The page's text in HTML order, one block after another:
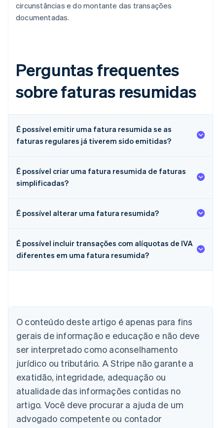
circunstâncias e do montante das transações
documentadas.
Perguntas frequentes
sobre faturas resumidas
É possível emitir uma fatura resumida se as
faturas regulares já tiverem sido emitidas?
É possível criar uma fatura resumida de faturas
simplificadas?
É possível alterar uma fatura resumida?
É possível incluir transações com alíquotas de IVA
diferentes em uma fatura resumida?
O conteúdo deste artigo é apenas para fins
gerais de informação e educação e não deve
ser interpretado como aconselhamento
jurídico ou tributário. A Stripe não garante a
exatidão, integridade, adequação ou
atualidade das informações contidas no
artigo. Você deve procurar a ajuda de um
advogado competente ou contador
Austrália
Áustria
DeutschEnglish
Bélgica
English
Brasil
Português English
Bulgária
English
Canadá